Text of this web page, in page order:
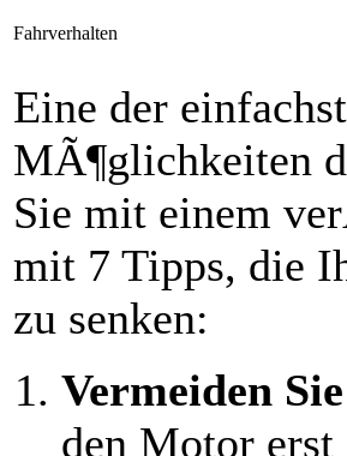
Fahrverhalten
Eine der
MÃ¶glichkeiten
Sie mit einem
mit 7 Tipps, die
zu senken:
Vermeiden
den Motor